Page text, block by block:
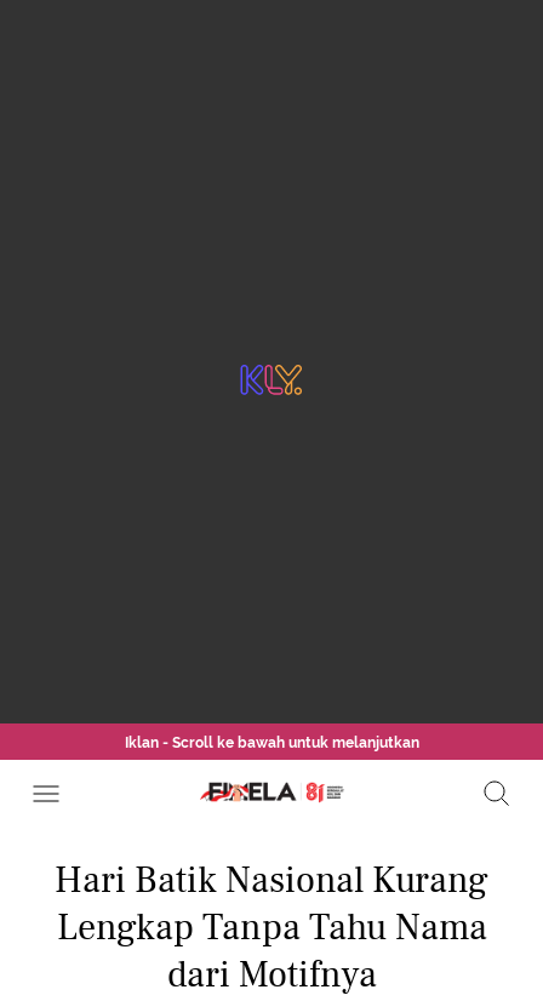
Iklan - Scroll ke bawah untuk melanjutkan
Hari Batik Nasional Kurang
Lengkap Tanpa Tahu Nama
dari Motifnya